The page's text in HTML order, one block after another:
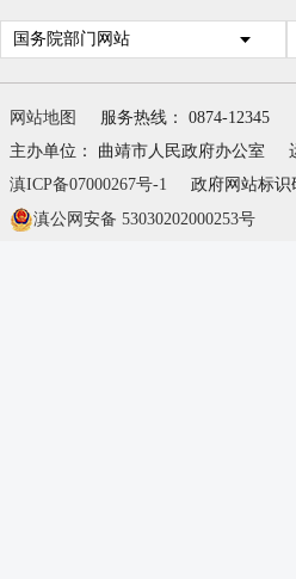
国务院部门网站
网站地图
服务热线： 0874-12345
主办单位： 曲靖市人民政府办公室
滇ICP备07000267号-1
政府网站标识
滇公网安备 53030202000253号